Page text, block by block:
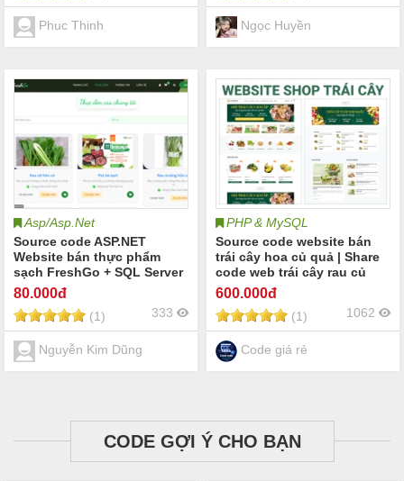
Phuc Thinh Ngọc Huyền
Asp/Asp.Net
Source code ASP.NET
Website bán thực phẩm
sạch FreshGo + SQL Server
80.000đ
(1) 333
Nguyễn Kim Dũng
PHP & MySQL
Source code website bán
trái cây hoa củ quả | Share
code web trái cây rau củ
quả cửa hàng trái cây thực
phẩm hữu cơ | Full báo cáo
website trái cây hoa quả
thực phẩm sạch trái cây
nhập khẩu
600.000đ
(1) 1062
Code giá rẻ
CODE GỢI Ý CHO BẠN